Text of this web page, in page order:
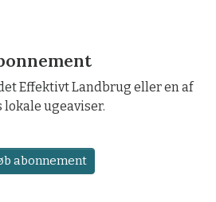
Effektivt Landbrug eller en af
lokale ugeaviser.
abonnement